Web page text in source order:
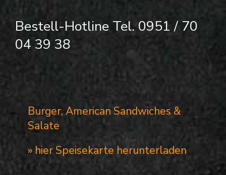
Bestell-Hotline Tel. 0951 / 70
04 39 38
Burger, American Sandwiches &
Salate
» hier Speisekarte herunterladen